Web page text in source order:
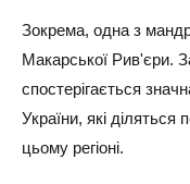
Зокрема, одна з
Макарської Рив'єри.
спостерігається
України, які
цьому регіоні.